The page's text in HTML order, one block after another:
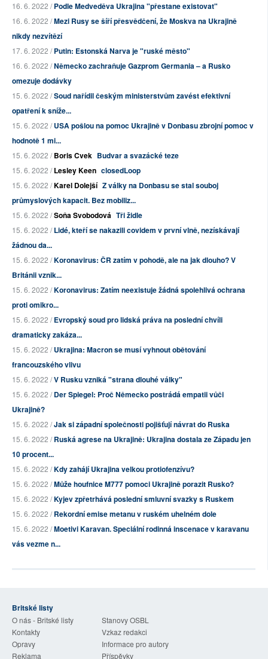
16. 6. 2022 /Podle Medveděva Ukrajina "přestane existovat"
16. 6. 2022 /Mezi Rusy se šíří přesvědčení, že Moskva na Ukrajině
nikdy nezvítězí
17. 6. 2022 /Putin: Estonská Narva je "ruské město"
16. 6. 2022 /Německo zachraňuje Gazprom Germania – a Rusko
omezuje dodávky
15. 6. 2022 /Soud nařídil českým ministerstvům zavést efektivní
opatření k sníže...
15. 6. 2022 /USA pošlou na pomoc Ukrajině v Donbasu zbrojní pomoc v
hodnotě 1 mi...
15. 6. 2022 /Boris Cvek Budvar a svazácké teze
15. 6. 2022 /Lesley Keen closedLoop
15. 6. 2022 /Karel Dolejší Z války na Donbasu se stal souboj
průmyslových kapacit. Bez mobiliz...
15. 6. 2022 /Soňa Svobodová Tři židle
15. 6. 2022 /Lidé, kteří se nakazili covidem v první vlně, nezískávají
žádnou da...
15. 6. 2022 /Koronavirus: ČR zatím v pohodě, ale na jak dlouho? V
Británii vznik...
15. 6. 2022 /Koronavirus: Zatím neexistuje žádná spolehlivá ochrana
proti omikro...
15. 6. 2022 /Evropský soud pro lidská práva na poslední chvíli
dramaticky zakáza...
15. 6. 2022 /Ukrajina: Macron se musí vyhnout obětování
francouzského vlivu
15. 6. 2022 /V Rusku vzniká "strana dlouhé války"
15. 6. 2022 /Der Spiegel: Proč Německo postrádá empatii vůči
Ukrajině?
15. 6. 2022 /Jak si západní společnosti pojišťují návrat do Ruska
15. 6. 2022 /Ruská agrese na Ukrajině: Ukrajina dostala ze Západu jen
10 procent...
15. 6. 2022 /Kdy zahájí Ukrajina velkou protiofenzívu?
15. 6. 2022 /Může houfnice M777 pomoci Ukrajině porazit Rusko?
15. 6. 2022 /Kyjev zpřetrhává poslední smluvní svazky s Ruskem
15. 6. 2022 /Rekordní emise metanu v ruském uhelném dole
15. 6. 2022 /Moetivi Karavan. Speciální rodinná inscenace v karavanu
vás vezme n...
Britské listy
O nás - Britské listy
Stanovy OSBL
Kontakty
Vzkaz redakci
Opravy
Informace pro autory
Reklama
Příspěvky